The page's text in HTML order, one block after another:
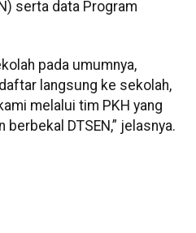
serta data Program
pada umumnya,
langsung ke sekolah,
melalui tim PKH yang
DTSEN,” jelasnya.